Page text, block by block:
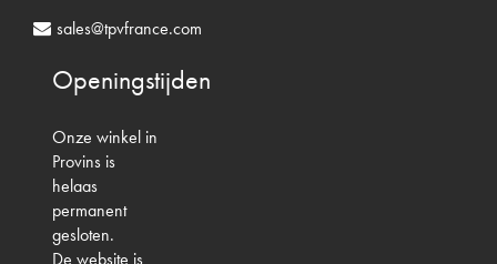
sales@tpvfrance.com
Openingstijden
Onze winkel in
Provins is
helaas
permanent
gesloten.
De website is